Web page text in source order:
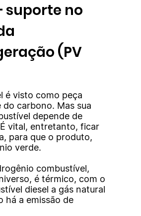
é visto como peça
carbono. Mas sua
depende de
vital, entretanto, ficar
para que o produto,
verde.
combustível,
é térmico, com o
diesel a gás natural
há a emissão de
suporte no
(PV